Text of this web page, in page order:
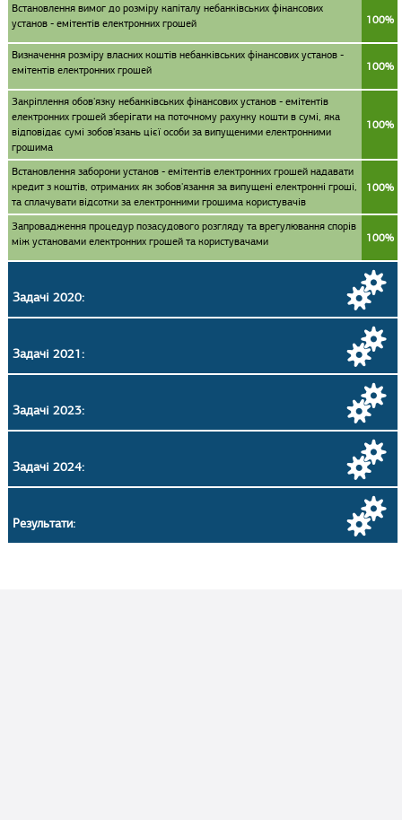
Встановлення вимог до розміру капіталу небанківських фінансових
установ - емітентів електронних грошей
100%
Визначення розміру власних коштів небанківських фінансових установ -
емітентів електронних грошей
100%
Закріплення обов'язку небанківських фінансових установ - емітентів
електронних грошей зберігати на поточному рахунку кошти в сумі, яка
відповідає сумі зобов'язань цієї особи за випущеними електронними
грошима
100%
Встановлення заборони установ - емітентів електронних грошей надавати
кредит з коштів, отриманих як зобов'язання за випущені електронні гроші,
та сплачувати відсотки за електронними грошима користувачів
100%
Запровадження процедур позасудового розгляду та врегулювання спорів
між установами електронних грошей та користувачами
100%
Задачі 2020:
Задачі 2021:
Задачі 2023:
Задачі 2024:
Результати: